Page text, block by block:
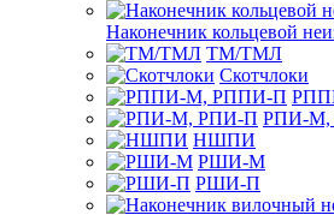
Наконечник кольцевой
ТМ/ТМЛ
Скотчлоки
РПИ-М,
НШПИ
РШИ-М
РШИ-П